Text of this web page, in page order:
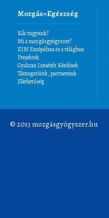
Mozgás=Egészség
Kik vagyunk?
Mi a mozgásgyógyszer?
EIM Európában és a világban
Projektek
Gyakran Ismételt Kérdések
Támogatóink, partnereink
Elérhetőség
© 2013 mozgásgyógyszer.hu